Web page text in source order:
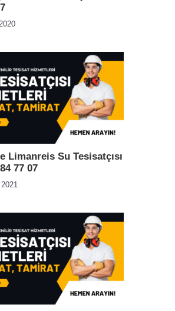
Limanreis Su Tesisatçısı
77 07